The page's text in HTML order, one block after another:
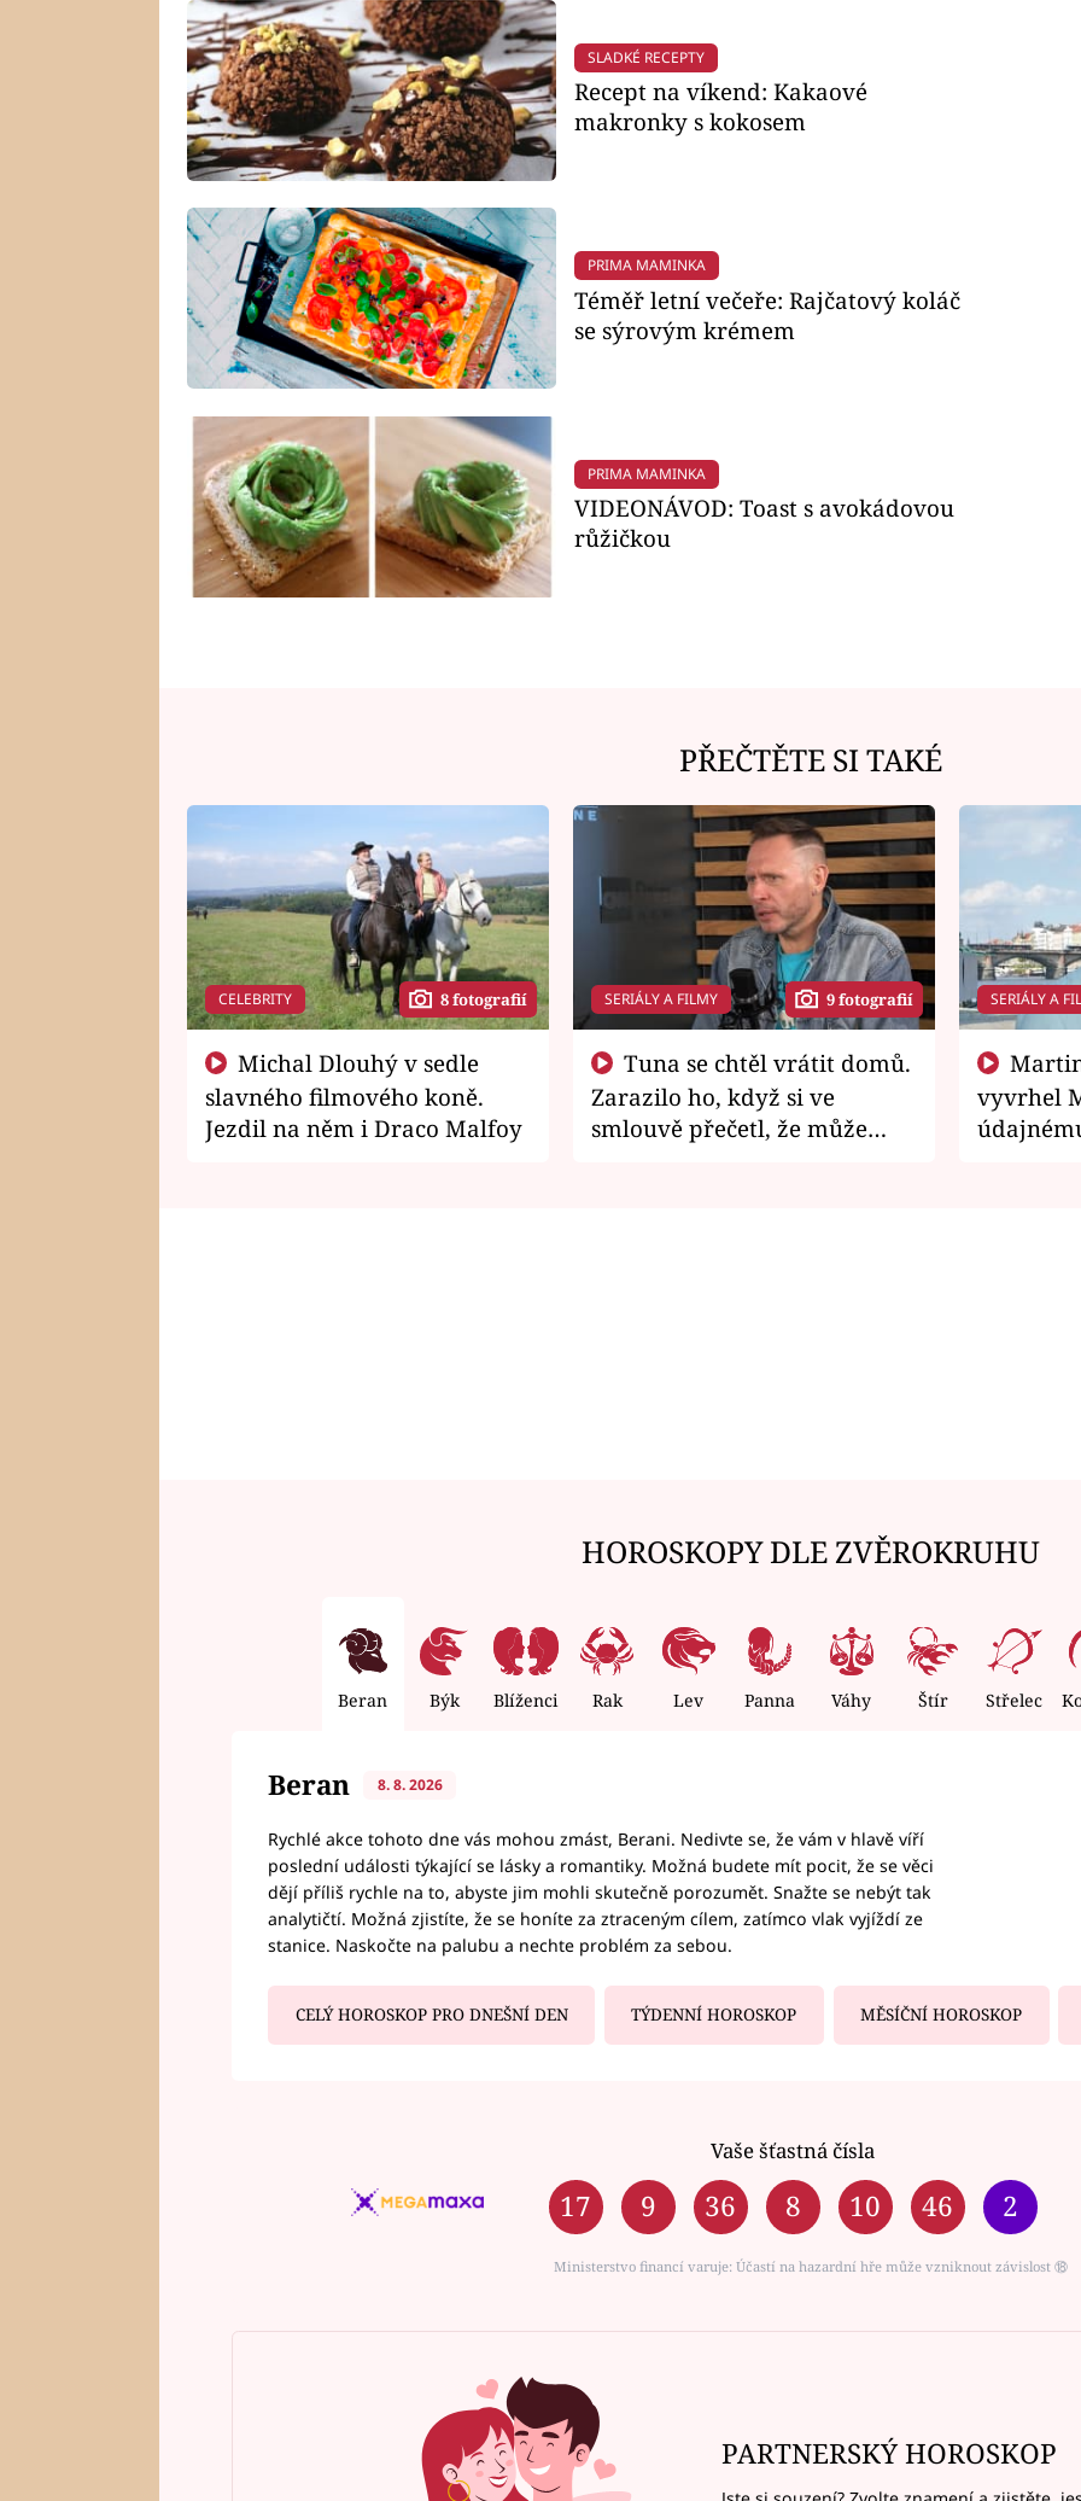
SLADKÉ RECEPTY
Recept na víkend: Kakaové
makronky s kokosem
PRIMA MAMINKA
Téměř letní večeře: Rajčatový koláč
se sýrovým krémem
PRIMA MAMINKA
VIDEONÁVOD: Toast s avokádovou
růžičkou
PŘEČTĚTE SI TAKÉ
CELEBRITY 8 fotografií
slavného filmového koně.
Jezdil na něm i Draco Malfoy
SERIÁLY A FILMY 9 fotografií
Zarazilo ho, když si ve
smlouvě přečetl, že může
SERIÁLY A
vyvrhel
HOROSKOPY DLE ZVĚROKRUHU
Beran Býk Blíženci Rak Lev Panna Váhy Štír Střelec
Beran 8. 8. 2026
Rychlé akce tohoto dne vás mohou zmást, Berani. Nedivte se, že vám v hlavě víří
poslední události týkající se lásky a romantiky. Možná budete mít pocit, že se věci
dějí příliš rychle na to, abyste jim mohli skutečně porozumět. Snažte se nebýt tak
analytičtí. Možná zjistíte, že se honíte za ztraceným cílem, zatímco vlak vyjíždí ze
stanice. Naskočte na palubu a nechte problém za sebou.
CELÝ HOROSKOP PRO DNEŠNÍ DEN TÝDENNÍ HOROSKOP MĚSÍČNÍ HOROSKOP
Vaše šťastná čísla
17 9 36 8 10 46 2
Ministerstvo financí varuje: Účastí na hazardní hře může vzniknout závislost ⑱
PARTNERSKÝ HOROSKOP